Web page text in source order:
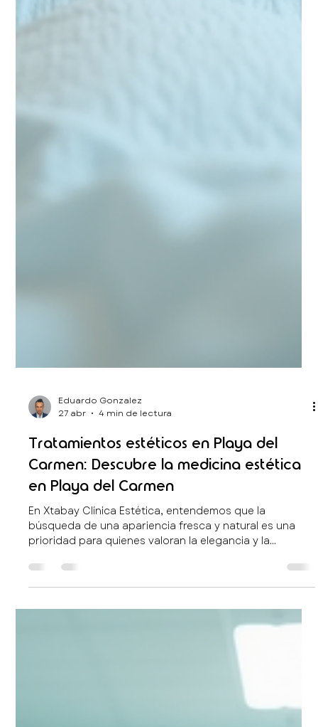
Eduardo Gonzalez
27 abr
4 min de lectura
Tratamientos estéticos en Playa del
Carmen: Descubre la medicina estética
en Playa del Carmen
búsqueda de una apariencia fresca y natural es una
prioridad para quienes valoran la elegancia y la
seguridad médica. La medicina estética en Playa del
precisas, basadas en evidencia y protocolos